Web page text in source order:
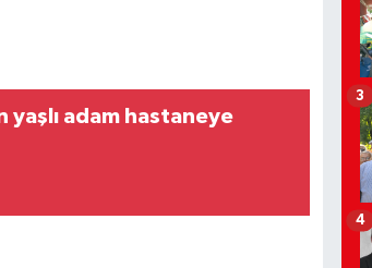
adam hastaneye
3
4